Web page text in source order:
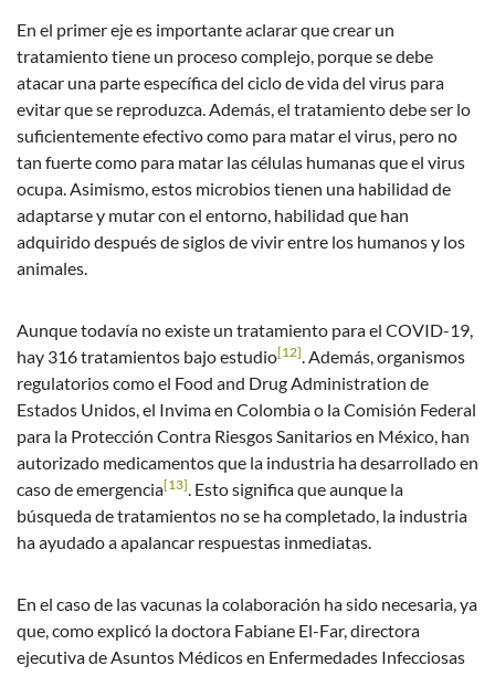
En el primer eje es importante aclarar que crear un
tratamiento tiene un proceso complejo, porque se debe
atacar una parte específica del ciclo de vida del virus para
evitar que se reproduzca. Además, el tratamiento debe ser lo
suficientemente efectivo como para matar el virus, pero no
tan fuerte como para matar las células humanas que el virus
ocupa. Asimismo, estos microbios tienen una habilidad de
adaptarse y mutar con el entorno, habilidad que han
adquirido después de siglos de vivir entre los humanos y los
animales.
Aunque todavía no existe un tratamiento para el COVID-19,
hay 316 tratamientos bajo estudio[12] . Además, organismos
regulatorios como el Food and Drug Administration de
Estados Unidos, el Invima en Colombia o la Comisión Federal
para la Protección Contra Riesgos Sanitarios en México, han
autorizado medicamentos que la industria ha desarrollado en
caso de emergencia[13] . Esto significa que aunque la
búsqueda de tratamientos no se ha completado, la industria
ha ayudado a apalancar respuestas inmediatas.
En el caso de las vacunas la colaboración ha sido necesaria, ya
que, como explicó la doctora Fabiane El-Far, directora
ejecutiva de Asuntos Médicos en Enfermedades Infecciosas